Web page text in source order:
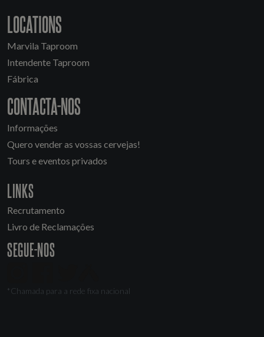
LOCATIONS
Marvila Taproom
Intendente Taproom
Fábrica
CONTACTA-NOS
Informações
Quero vender as vossas cervejas!
Tours e eventos privados
LINKS
Recrutamento
Livro de Reclamações
SEGUE-NOS
*Chamada para a rede fixa nacional